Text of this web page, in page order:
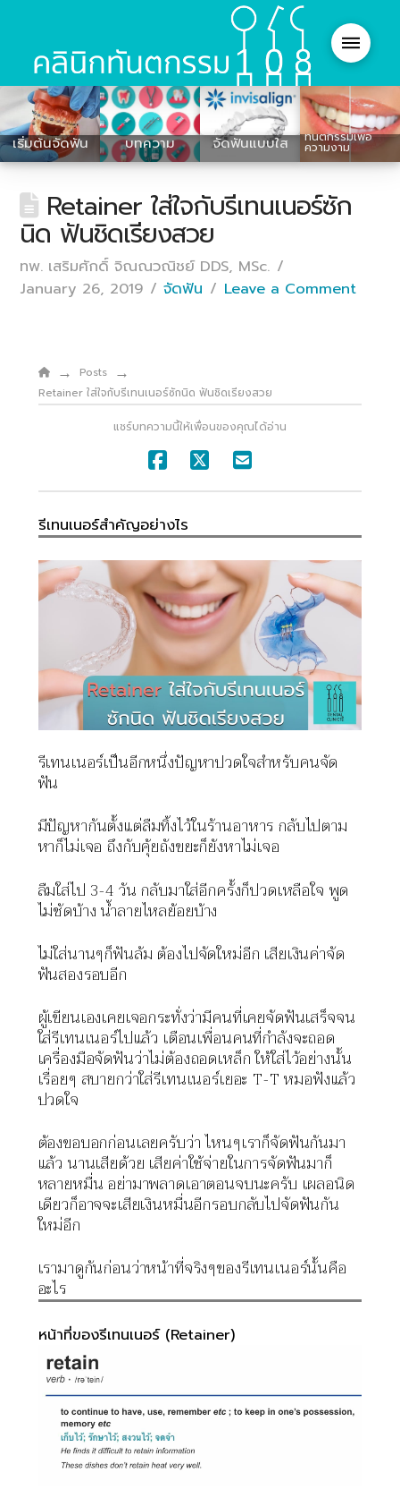
เริ่มต้นจัดฟัน บทความ จัดฟันแบบใส ทันตกรรมเพื่อ
ความงาม
Retainer ใส่ใจกับรีเทนเนอร์ซัก
นิด ฟันชิดเรียงสวย
ทพ. เสริมศักดิ์ จิณณวณิชย์ DDS, MSc.
January 26, 2019
จัดฟัน Leave a Comment
Home
→ Posts →
Retainer ใส่ใจกับรีเทนเนอร์ซักนิด ฟันชิดเรียงสวย
แชร์บทความนี้ให้เพื่อนของคุณได้อ่าน
รีเทนเนอร์สำคัญอย่างไร
รีเทนเนอร์เป็นอีกหนึ่งปัญหาปวดใจสำหรับคนจัด
ฟัน
มีปัญหากันตั้งแต่ลืมทิ้งไว้ในร้านอาหาร กลับไปตาม
หาก็ไม่เจอ ถึงกับคุ้ยถังขยะก็ยังหาไม่เจอ
ลืมใส่ไป 3-4 วัน กลับมาใส่อีกครั้งก็ปวดเหลือใจ พูด
ไม่ชัดบ้าง น้ำลายไหลย้อยบ้าง
ไม่ใส่นานๆก็ฟันล้ม ต้องไปจัดใหม่อีก เสียเงินค่าจัด
ฟันสองรอบอีก
ผู้เขียนเองเคยเจอกระทั่งว่ามีคนที่เคยจัดฟันเสร็จจน
ใส่รีเทนเนอร์ไปแล้ว เตือนเพื่อนคนที่กำลังจะถอด
เครื่องมือจัดฟันว่าไม่ต้องถอดเหล็ก ให้ใส่ไว้อย่างนั้น
เรื่อยๆ สบายกว่าใส่รีเทนเนอร์เยอะ T-Tหมอฟังแล้ว
ปวดใจ
ต้องขอบอกก่อนเลยครับว่า ไหนๆเราก็จัดฟันกันมา
แล้ว นานเสียด้วย เสียค่าใช้จ่ายในการจัดฟันมาก็
หลายหมื่น อย่ามาพลาดเอาตอนจบนะครับ เผลอนิด
เดียวก็อาจจะเสียเงินหมื่นอีกรอบกลับไปจัดฟันกัน
ใหม่อีก
เรามาดูกันก่อนว่าหน้าที่จริงๆของรีเทนเนอร์นั้นคือ
อะไร
หน้าที่ของรีเทนเนอร์(Retainer)